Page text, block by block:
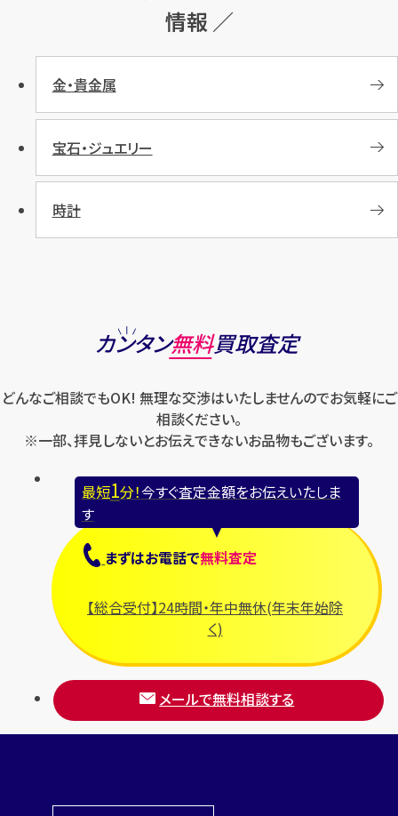
情報 ／
金・貴金属
宝石・ジュエリー
時計
カンタン無料買取査定
どんなご相談でもOK! 無理な交渉はいたしませんのでお気軽にご
相談ください。
※一部、拝見しないとお伝えできないお品物もございます。
最短1分！今すぐ査定金額をお伝えいたしま
す
まずはお電話で無料査定
【総合受付】24時間・年中無休(年末年始除
く)
メールで無料相談する